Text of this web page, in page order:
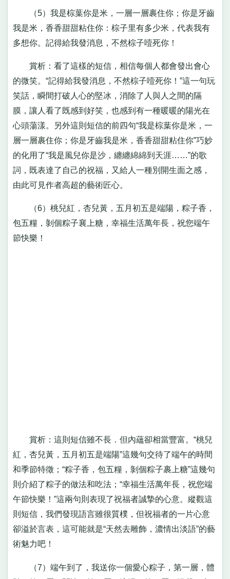
（5）我是棕葉你是米，一層一層裹住你；你是牙齒
我是米，香香甜甜粘住你：棕子里有多少米，代表我有
多想你。記得給我發消息，不然棕子噎死你！
賞析：看了這樣的短信，相信每個人都會發出會心
的微笑。“記得給我發消息，不然棕子噎死你！”這一句玩
笑話，瞬間打破人心的堅冰，消除了人與人之間的隔
膜，讓人看了既感到好笑，也感到有一種暖暖的陽光在
心頭蕩漾。另外這則短信的前四句“我是棕葉你是米，一
層一層裹住你；你是牙齒我是米，香香甜甜粘住你”巧妙
的化用了“我是風兒你是沙，纏纏綿綿到天涯……”的歌
詞，既表達了自己的祝福，又給人一種別開生面之感，
由此可見作者高超的藝術匠心。
（6）桃兒紅，杏兒黃，五月初五是端陽，粽子香，
包五糧，剝個粽子襄上糖，幸福生活萬年長，祝您端午
節快樂！
賞析：這則短信雖不長．但內蘊卻相當豐富。“桃兒
紅，杏兒黃，五月初五是端陽”這幾句交待了端午的時間
和季節特徵；“粽子香，包五糧，剝個粽子裹上糖”這幾句
則介紹了粽子的做法和吃法；“幸福生活萬年長，祝您端
午節快樂！”這兩句則表現了祝福者誠摯的心意。縱觀這
則短信，我們發現語言雖很質樸，但祝福者的一片心意
卻溢於言表，這可能就是“天然去雕飾，濃情出淡語”的藝
術魅力吧！
（7）端午到了，我送你一個愛心粽子，第一層，體